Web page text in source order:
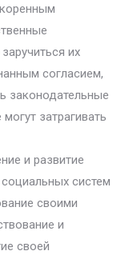
их
согласием,
законодательные
затрагивать
и развитие
систем
своими
и
своей